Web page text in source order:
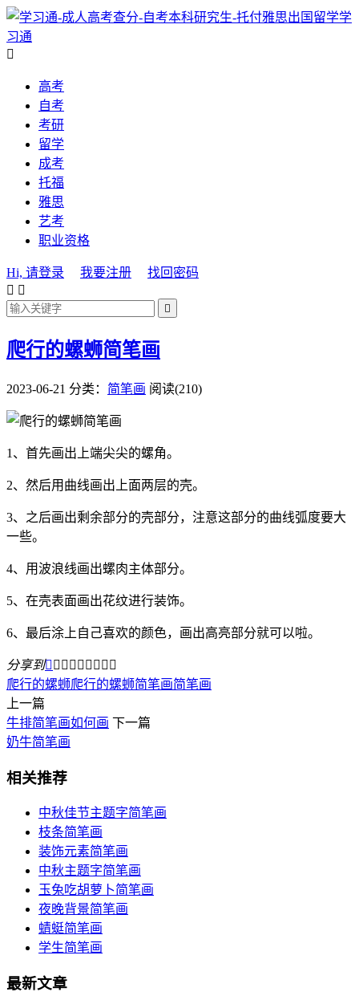
学
习通

高考
自考
考研
留学
成考
托福
雅思
艺考
职业资格
Hi, 请登录 我要注册
找回密码
 

​爬行的螺蛳简笔画
2023-06-21 分类： 简笔画 阅读(210)
1、首先画出上端尖尖的螺角。
2、然后用曲线画出上面两层的壳。
3、之后画出剩余部分的壳部分，注意这部分的曲线弧度要大
一些。
4、用波浪线画出螺肉主体部分。
5、在壳表面画出花纹进行装饰。
6、最后涂上自己喜欢的颜色，画出高亮部分就可以啦。
分享到        
​爬行的螺蛳​爬行的螺蛳简笔画简笔画
上一篇
牛排简笔画如何画 下一篇
奶牛简笔画
相关推荐
中秋佳节主题字简笔画
枝条简笔画
装饰元素简笔画
中秋主题字简笔画
玉兔吃胡萝卜简笔画
夜晚背景简笔画
蜻蜓简笔画
学生简笔画
最新文章